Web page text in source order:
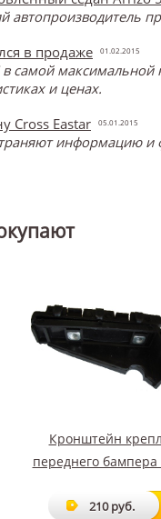
автопроизводитель
в продаже
01.02.2015
самой
и ценах.
Cross Eastar
05.01.2015
информацию и
Кронштейн
переднего
210 руб.